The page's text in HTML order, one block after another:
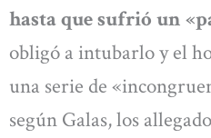
hasta que sufrió un
obligó a intubarlo y el
una serie de
según Galas, los